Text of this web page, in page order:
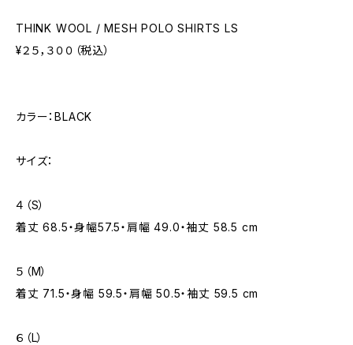
THINK WOOL / MESH POLO SHIRTS LS
¥２５，３００（税込）
カラー：BLACK
サイズ：
４（S）
着丈 68.5・身幅57.5・肩幅 49.0・袖丈 58.5 cm
５（M）
着丈 71.5・身幅 59.5・肩幅 50.5・袖丈 59.5 cm
６（L）